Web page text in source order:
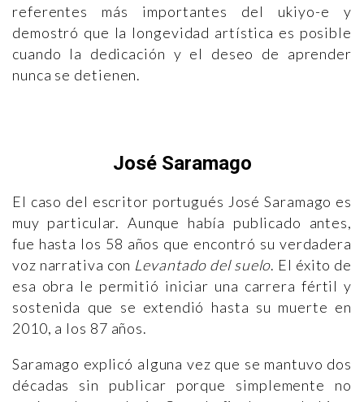
referentes más importantes del ukiyo-e y
demostró que la longevidad artística es posible
cuando la dedicación y el deseo de aprender
nunca se detienen.
José Saramago
El caso del escritor portugués José Saramago es
muy particular. Aunque había publicado antes,
fue hasta los 58 años que encontró su verdadera
voz narrativa con Levantado del suelo. El éxito de
esa obra le permitió iniciar una carrera fértil y
sostenida que se extendió hasta su muerte en
2010, a los 87 años.
Saramago explicó alguna vez que se mantuvo dos
décadas sin publicar porque simplemente no